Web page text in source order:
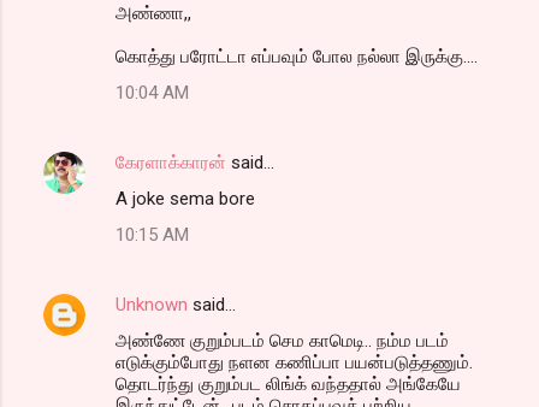
n
t
அண்ணா,,
கொத்து பரோட்டா எப்பவும் போல நல்லா இருக்கு....
10:04 AM
கேரளாக்காரன் said…
A joke sema bore
10:15 AM
Unknown said…
அண்ணே குறும்படம் செம காமெடி.. நம்ம படம்
எடுக்கும்போது நளன கணிப்பா பயன்படுத்தணும்.
தொடர்ந்து குறும்பட லிங்க் வந்ததால் அங்கேயே